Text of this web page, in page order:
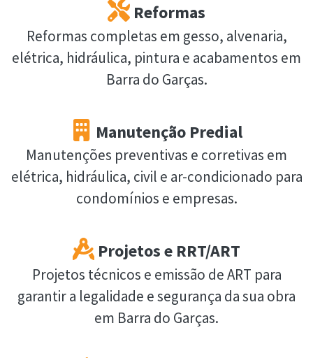
Reformas
Reformas completas em gesso, alvenaria,
elétrica, hidráulica, pintura e acabamentos em
Barra do Garças.
Manutenção Predial
Manutenções preventivas e corretivas em
elétrica, hidráulica, civil e ar-condicionado para
condomínios e empresas.
Projetos e RRT/ART
Projetos técnicos e emissão de ART para
garantir a legalidade e segurança da sua obra
em Barra do Garças.